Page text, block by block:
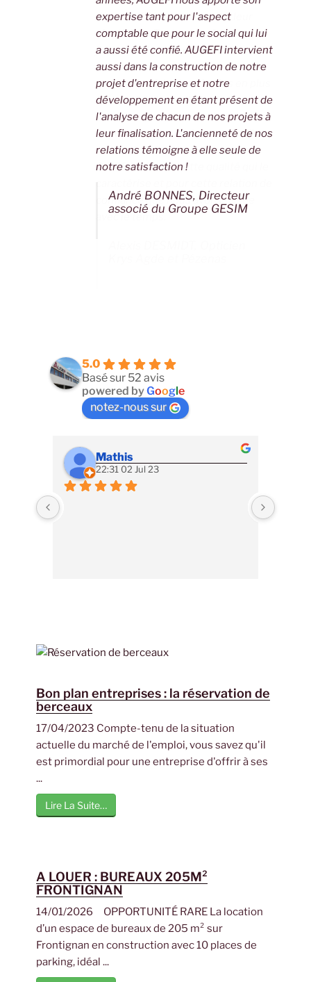
expertise tant pour l'aspect
comptable que pour le social qui lui
a aussi été confié. AUGEFI intervient
aussi dans la construction de notre
projet d'entreprise et notre
développement en étant présent de
l'analyse de chacun de nos projets à
leur finalisation. L'ancienneté de nos
relations témoigne à elle seule de
notre satisfaction !
André BONNES, Directeur
associé du Groupe GESIM
5.0
Basé sur 52 avis
powered byGoogle
notez-nous sur
Mathis
22:31 02 Jul 23
Bon plan entreprises : la réservation de
berceaux
17/04/2023 Compte-tenu de la situation
actuelle du marché de l'emploi, vous savez qu'il
est primordial pour une entreprise d'offrir à ses
...
Lire La Suite…
A LOUER : BUREAUX 205M²
FRONTIGNAN
14/01/2026 OPPORTUNITÉ RARE La location
d’un espace de bureaux de 205 m² sur
Frontignan en construction avec 10 places de
parking, idéal ...